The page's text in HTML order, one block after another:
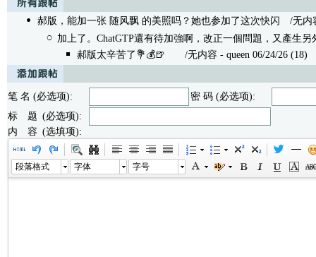
郝版，能加一张 随风飘 的美照吗？她也参加了这次快闪
/无内
加上了。ChatGTP還有待加強啊，改正一個問題，又產生另
郝版太辛苦了💐💰🍺 /无内容 - queen 06/24/26 (18)
笔 名 (必选项):
密 码 (必选项):
标 题 (必选项):
内 容 (选填项):
段落格式 字体 字号